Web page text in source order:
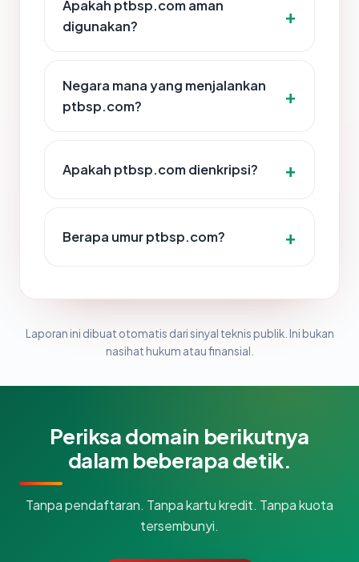
Apakah ptbsp.com aman
digunakan?
Negara mana yang menjalankan
ptbsp.com?
Apakah ptbsp.com dienkripsi?
Berapa umur ptbsp.com?
Laporan ini dibuat otomatis dari sinyal teknis publik. Ini bukan
nasihat hukum atau finansial.
Periksa domain berikutnya
dalam beberapa detik.
Tanpa pendaftaran. Tanpa kartu kredit. Tanpa kuota
tersembunyi.